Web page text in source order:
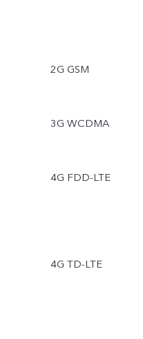
2G GSM
3G WCDMA
4G FDD-LTE
4G TD-LTE